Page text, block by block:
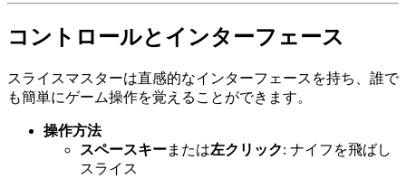
コントロールとインターフェース
スライスマスターは直感的なインターフェースを持ち、誰で
も簡単にゲーム操作を覚えることができます。
操作方法
スペースキーまたは左クリック: ナイフを飛ばし
スライス